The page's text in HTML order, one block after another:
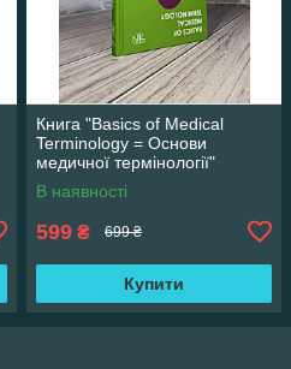
Книга "Basics of Medical
Terminology = Основи
медичної термінології"
Содомора П. А. та ін.
В наявності
599 ₴ 699 ₴
Купити